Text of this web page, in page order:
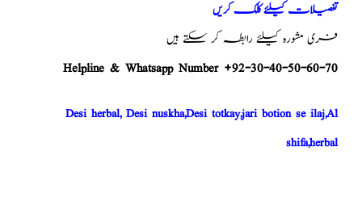
تفصیلات کیلئے کلک کریں
فری مشورہ کیلئے رابطہ کر سکتے ہیں
Helpline & Whatsapp Number +92-30-40-50-60-70
Desi herbal, Desi nuskha,Desi totkay,jari botion se ilaj,Al
shifa,herbal